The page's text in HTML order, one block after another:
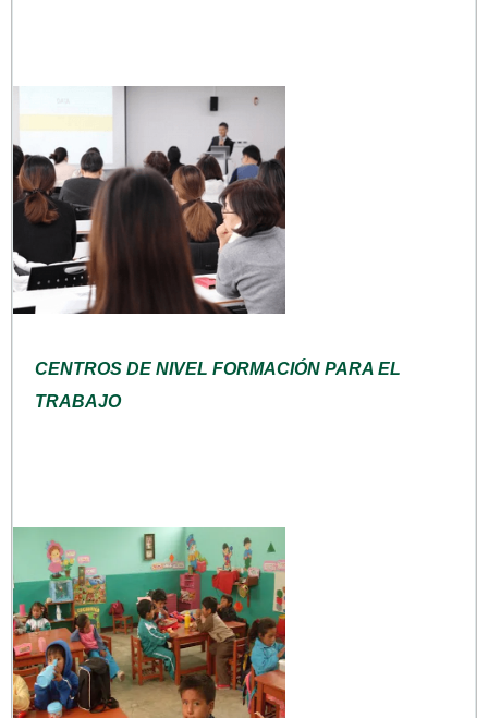
CENTROS DE NIVEL FORMACIÓN PARA EL
TRABAJO